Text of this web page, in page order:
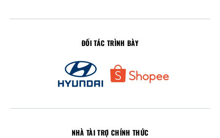
ĐỐI TÁC TRÌNH BÀY
NHÀ TÀI TRỢ CHÍNH THỨC